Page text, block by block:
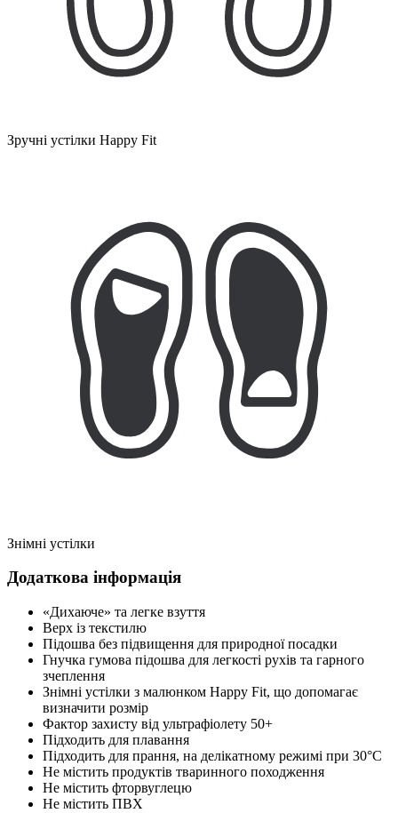
Зручні устілки Happy Fit
Знімні устілки
Додаткова інформація
«Дихаюче» та легке взуття
Верх із текстилю
Підошва без підвищення для природної посадки
Гнучка гумова підошва для легкості рухів та гарного
зчеплення
Знімні устілки з малюнком Happy Fit, що допомагає
визначити розмір
Фактор захисту від ультрафіолету 50+
Підходить для плавання
Підходить для прання, на делікатному режимі при 30°C
Не містить продуктів тваринного походження
Не містить фторвуглецю
Не містить ПВХ